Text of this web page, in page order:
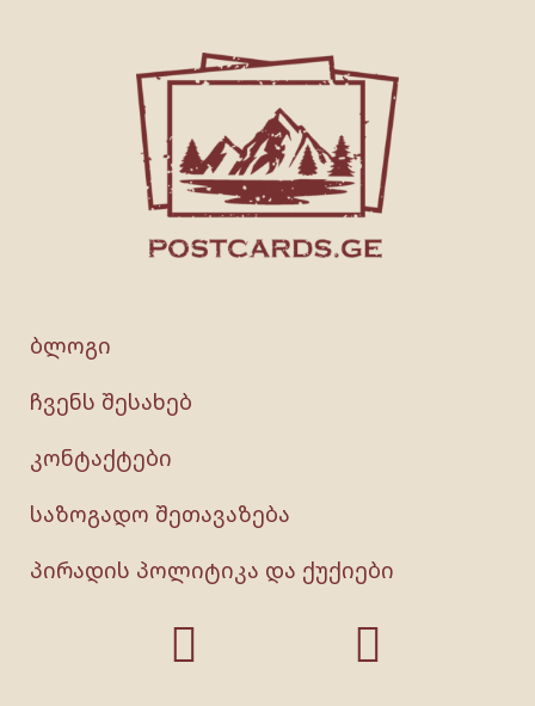
ბლოგი
ჩვენს შესახებ
კონტაქტები
საზოგადო შეთავაზება
პირადის პოლიტიკა და ქუქიები